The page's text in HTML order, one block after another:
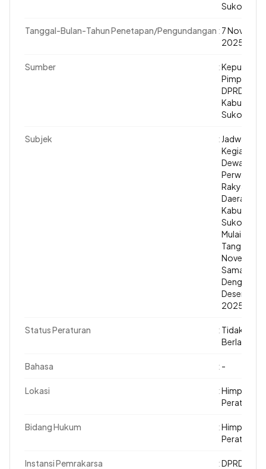
Sukoharjo
Tanggal-Bulan-Tahun Penetapan/Pengundangan : 7
2025
Sumber :Keputusan
Pimpinan
DPRD
Kabupaten
Sukoharjo
Subjek : Jadwal
Kegiatan
Dewan
Perwakilan
Rakyat
Daerah
Kabupaten
Sukoharjo
Mulai
Tanggal 7
November
Samapi
Dengan 1
Desember
2025
Status Peraturan : Tidak
Berlaku
Bahasa : -
Lokasi :Himpunan
Peraturan
Bidang Hukum :Himpunan
Peraturan
Instansi Pemrakarsa :DPRD